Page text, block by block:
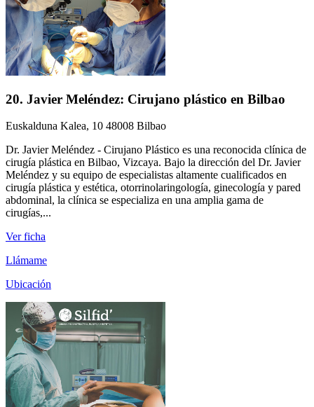
20. Javier Meléndez: Cirujano plástico en Bilbao
Euskalduna Kalea, 10 48008 Bilbao
Dr. Javier Meléndez - Cirujano Plástico es una reconocida clínica de
cirugía plástica en Bilbao, Vizcaya. Bajo la dirección del Dr. Javier
Meléndez y su equipo de especialistas altamente cualificados en
cirugía plástica y estética, otorrinolaringología, ginecología y pared
abdominal, la clínica se especializa en una amplia gama de
cirugías,...
Ver ficha
Llámame
Ubicación